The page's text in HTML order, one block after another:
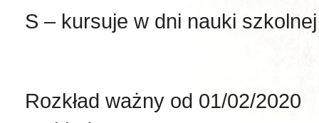
S – kursuje w dni nauki szkolnej
Rozkład ważny